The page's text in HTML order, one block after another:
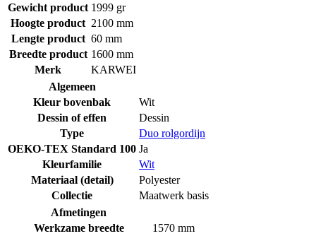
Gewicht product 1999 gr
Hoogte product 2100 mm
Lengte product 60 mm
Breedte product 1600 mm
Merk
KARWEI
Algemeen
Kleur bovenbak
Wit
Dessin of effen
Dessin
Type
Duo rolgordijn
OEKO-TEX Standard 100 Ja
Kleurfamilie
Wit
Materiaal (detail)
Polyester
Collectie
Maatwerk basis
Afmetingen
Werkzame breedte
1570 mm